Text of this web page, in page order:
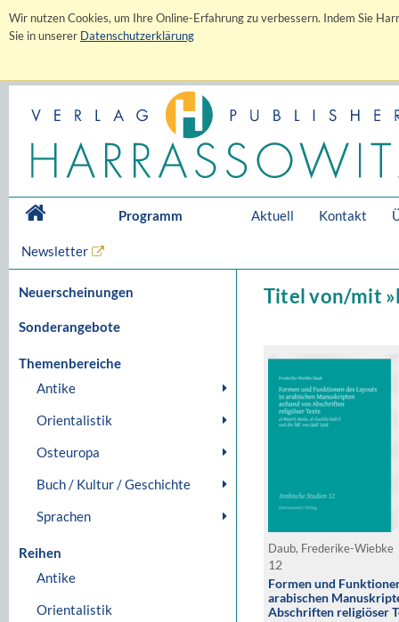
Wir nutzen Cookies, um Ihre Online-Erfahrung zu verbessern. Indem Sie
Sie in unserer Datenschutzerklärung
Programm Aktuell Kontakt
Newsletter
Neuerscheinungen
Sonderangebote
Themenbereiche
Antike
Orientalistik
Osteuropa
Buch / Kultur / Geschichte
Sprachen
Reihen
Antike
Orientalistik
Titel von/mit
Daub, Frederike-Wiebke
12
Formen und
arabischen
Abschriften religiöser